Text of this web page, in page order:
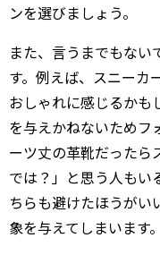
ンを選びましょう。
また、言うまでもない
す。例えば、スニーカ
おしゃれに感じるかも
を与えかねないためフ
ーツ丈の革靴だったら
では？」と思う人もい
ちらも避けたほうがい
象を与えてしまいます。